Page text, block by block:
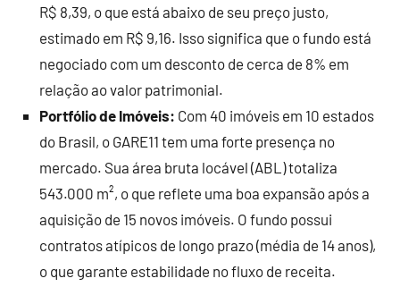
R$ 8,39, o que está abaixo de seu preço justo,
estimado em R$ 9,16. Isso significa que o fundo está
negociado com um desconto de cerca de 8% em
relação ao valor patrimonial.
Portfólio de Imóveis: Com 40 imóveis em 10 estados
do Brasil, o GARE11 tem uma forte presença no
mercado. Sua área bruta locável (ABL) totaliza
543.000 m², o que reflete uma boa expansão após a
aquisição de 15 novos imóveis. O fundo possui
contratos atípicos de longo prazo (média de 14 anos),
o que garante estabilidade no fluxo de receita.